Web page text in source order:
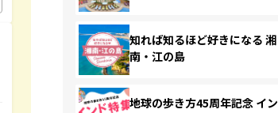
知れば知るほど好きになる 湘
南・江の島
地球の歩き方45周年記念 イン